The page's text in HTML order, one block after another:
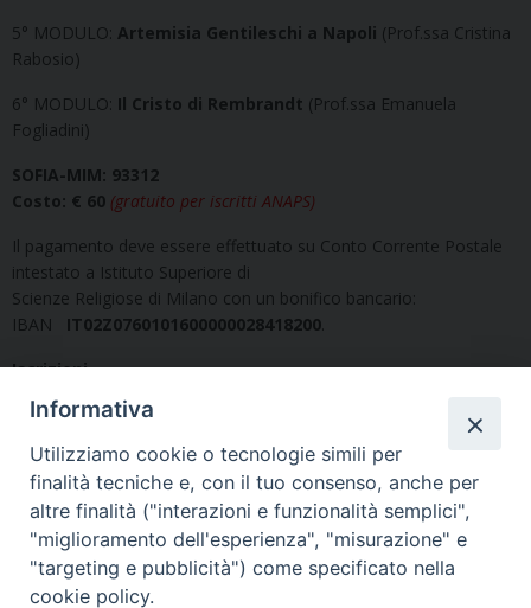
5° MODULO: Artemisia Gentileschi a Napoli (Prof.ssa Cristina
Rabosio)
6° MODULO: Il Cristo di Rembrandt (Prof.ssa Emanuela
Fogliadini)
SOFIA-MIM: 93312
Costo: € 60 (gratuito per iscritti ANAPS)
Il pagamento deve essere effettuato su Conto Corrente Postale
intestato a Istituto Superiore di
Scienze Religiose di Milano con un bonifico bancario:
IBAN
IT02Z0760101600000028418200.
Iscrizioni
Per il secondo corso la domanda potrà essere
Di seguito è possibile scaricare le Locandine e la Domanda di
iscrizione:
Informativa
Utilizziamo cookie o tecnologie simili per
finalità tecniche e, con il tuo consenso, anche per
altre finalità ("interazioni e funzionalità semplici",
"miglioramento dell'esperienza", "misurazione" e
"targeting e pubblicità") come specificato nella
cookie policy.